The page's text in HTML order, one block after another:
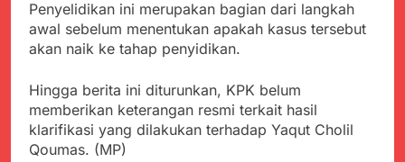
PJIT 2026, Dukung
Ketersediaan Air Irigasi
bagi Petani
Agustus 2, 2026
Penyelidikan ini merupakan bagian dari langkah
awal sebelum menentukan apakah kasus tersebut
akan naik ke tahap penyidikan.
Hingga berita ini diturunkan, KPK belum
memberikan keterangan resmi terkait hasil
klarifikasi yang dilakukan terhadap Yaqut Cholil
Qoumas. (MP)